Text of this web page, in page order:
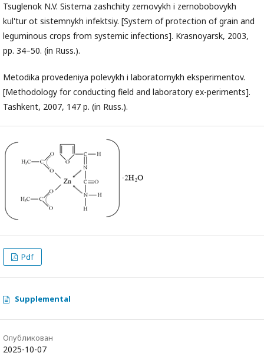
Tsuglenok N.V. Sistema zashchity zernovykh i zernobobovykh
kul'tur ot sistemnykh infektsiy. [System of protection of grain and
leguminous crops from systemic infections]. Krasnoyarsk, 2003,
pp. 34–50. (in Russ.).
Metodika provedeniya polevykh i laboratornykh eksperimentov.
[Methodology for conducting field and laboratory ex-periments].
Tashkent, 2007, 147 p. (in Russ.).
Pdf
Supplemental
Опубликован
2025-10-07